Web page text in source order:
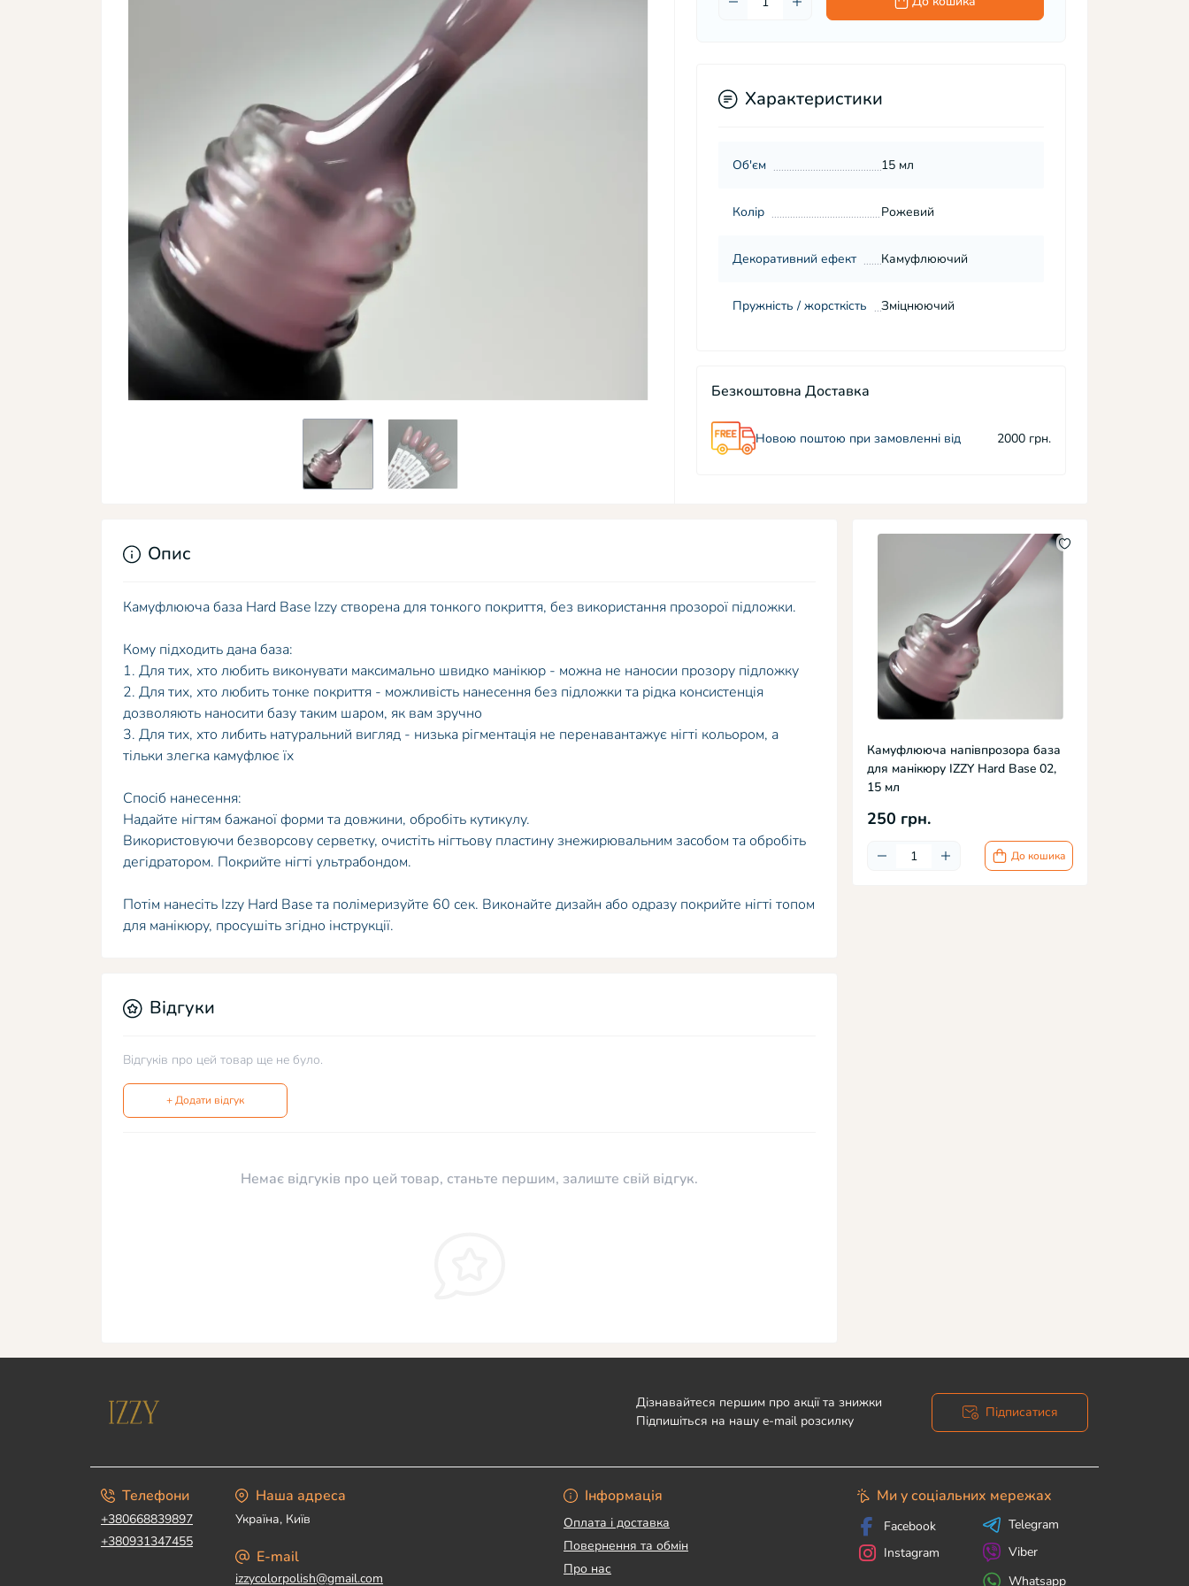
Характеристики
Об'єм 15 мл
Колір Рожевий
Декоративний ефект Камуфлюючий
Пружність / жорсткість Зміцнюючий
Безкоштовна Доставка
Новою поштою при замовленні від 2000 грн.
Камуфлююча напівпрозора база
для манікюру IZZY Hard Base 02,
15 мл
250 грн.
До кошика
Опис
Камуфлююча база Hard Base Izzy створена для тонкого покриття, без використання прозорої підложки.
Кому підходить дана база:
1. Для тих, хто любить виконувати максимально швидко манікюр - можна не наносии прозору підложку
2. Для тих, хто любить тонке покриття - можливість нанесення без підложки та рідка консистенція
дозволяють наносити базу таким шаром, як вам зручно
3. Для тих, хто либить натуральний вигляд - низька рігментація не перенавантажує нігті кольором, а
тільки злегка камуфлює їх
Спосіб нанесення:
Надайте нігтям бажаної форми та довжини, обробіть кутикулу.
Використовуючи безворсову серветку, очистіть нігтьову пластину знежирювальним засобом та обробіть
дегідратором. Покрийте нігті ультрабондом.
Потім нанесіть Izzy Hard Base та полімеризуйте 60 сек. Виконайте дизайн або одразу покрийте нігті топом
для манікюру, просушіть згідно інструкції.
Відгуки
Відгуків про цей товар ще не було.
+ Додати відгук
Немає відгуків про цей товар, станьте першим, залиште свій відгук.
Дізнавайтеся першим про акції та знижки
Підпишіться на нашу e-mail розсилку
Підписатися
Телефони
+380668839897
+380931347455
Наша адреса
Україна, Київ
E-mail
izzycolorpolish@gmail.com
Інформація
Оплата і доставка
Повернення та обмін
Про нас
Ми у соціальних мережах
Facebook
Instagram
Telegram
Viber
Whatsapp